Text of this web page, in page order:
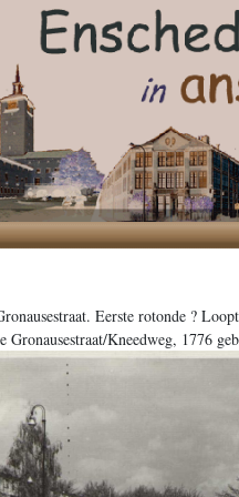
Eerste rotonde ?
Kneedweg, 1776